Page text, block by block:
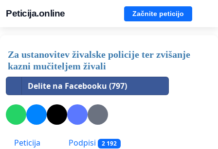
Peticija.online Začnite peticijo
Za ustanovitev živalske policije ter zvišanje
kazni mučiteljem živali
Delite na Facebooku (797)
Peticija Podpisi 2 192